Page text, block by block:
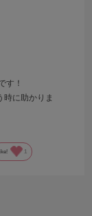
す！
時に助かりま
Like!